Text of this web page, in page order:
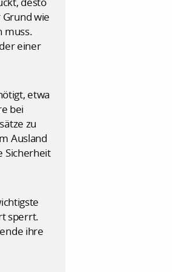
wie
muss.
einer
etwa
bei
zu
Ausland
Sicherheit
sperrt.
ihre